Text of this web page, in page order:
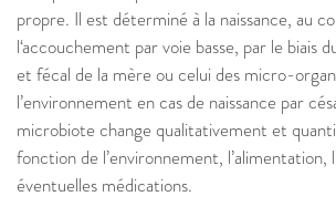
propre. Il est déterminé à la naissance, au
l‘accouchement par voie basse, par le biais
et fécal de la mère ou celui des micro-
l’environnement en cas de naissance par
microbiote change qualitativement et
fonction de l’environnement, l’alimentation,
éventuelles médications.